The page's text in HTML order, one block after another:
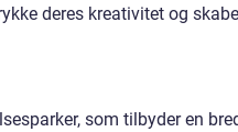
deres kreativitet og skabe
som tilbyder en